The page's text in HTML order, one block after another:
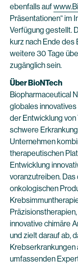
ebenfalls auf
Präsentationen“ im
Verfügung gestellt.
kurz nach Ende des
weitere 30 Tage
zugänglich sein.
Über BioNTech
Biopharmaceutical
globales
der Entwicklung
schwere
Unternehmen
therapeutischen
Entwicklung
voranzutreiben.
onkologischen
innovative chimäre
und zielt darauf ab,
Krebserkrankungen
umfassenden